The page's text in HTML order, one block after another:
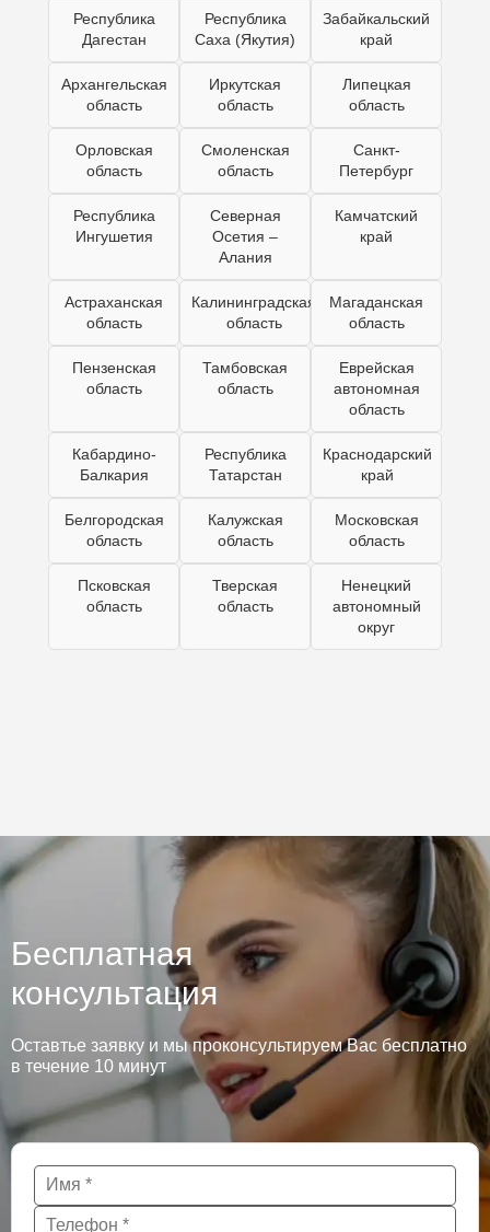
Республика
Дагестан
Республика
Саха (Якутия)
Забайкальский
край
Архангельская
область
Иркутская
область
Липецкая
область
Орловская
область
Смоленская
область
Санкт-
Петербург
Республика
Ингушетия
Северная
Осетия –
Алания
Камчатский
край
Астраханская
область
Калининградская
область
Магаданская
область
Пензенская
область
Тамбовская
область
Еврейская
автономная
область
Кабардино-
Балкария
Республика
Татарстан
Краснодарский
край
Белгородская
область
Калужская
область
Московская
область
Псковская
область
Тверская
область
Ненецкий
автономный
округ
Бесплатная
консультация
Оставтье заявку и мы проконсультируем Вас бесплатно
в течение 10 минут